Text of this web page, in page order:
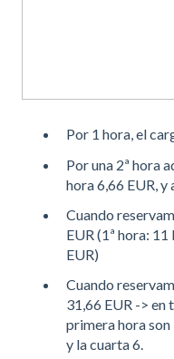
Por 1 hora, el
Por una 2ª hora
hora 6,66 EUR, y
Cuando
EUR (1ª hora:
EUR)
Cuando
31,66 EUR -> en
primera hora son
y la cuarta 6.